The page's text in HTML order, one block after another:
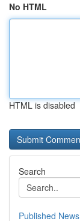
No HTML
HTML is disabled
Search
Published News